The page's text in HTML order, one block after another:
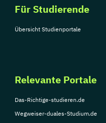
Für Studierende
Übersicht Studienportale
Relevante Portale
Das-Richtige-studieren.de
Wegweiser-duales-Studium.de